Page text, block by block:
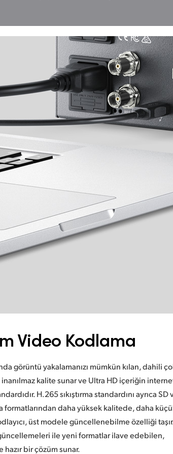
Video Kodlama
görüntü yakalamanızı mümkün kılan, dahili
kalite sunar ve Ultra HD içeriğin
H.265 sıkıştırma standardını ayrıca SD
formatlarından daha yüksek kalitede, daha
üst modele güncellenebilme özelliği
ile yeni formatlar ilave edebilen,
hazır bir çözüm sunar.